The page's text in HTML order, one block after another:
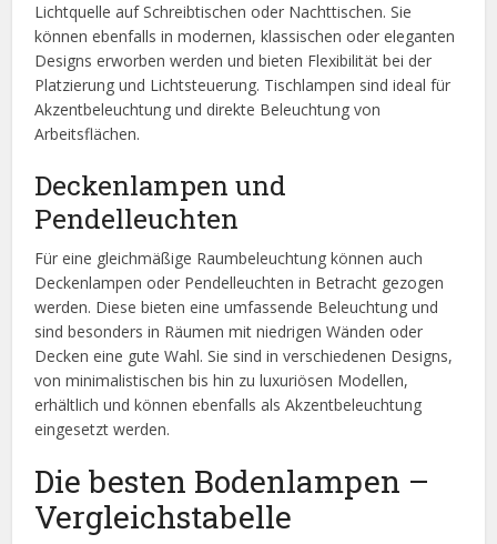
Lichtquelle auf Schreibtischen oder Nachttischen. Sie
können ebenfalls in modernen, klassischen oder eleganten
Designs erworben werden und bieten Flexibilität bei der
Platzierung und Lichtsteuerung. Tischlampen sind ideal für
Akzentbeleuchtung und direkte Beleuchtung von
Arbeitsflächen.
Deckenlampen und
Pendelleuchten
Für eine gleichmäßige Raumbeleuchtung können auch
Deckenlampen oder Pendelleuchten in Betracht gezogen
werden. Diese bieten eine umfassende Beleuchtung und
sind besonders in Räumen mit niedrigen Wänden oder
Decken eine gute Wahl. Sie sind in verschiedenen Designs,
von minimalistischen bis hin zu luxuriösen Modellen,
erhältlich und können ebenfalls als Akzentbeleuchtung
eingesetzt werden.
Die besten Bodenlampen –
Vergleichstabelle